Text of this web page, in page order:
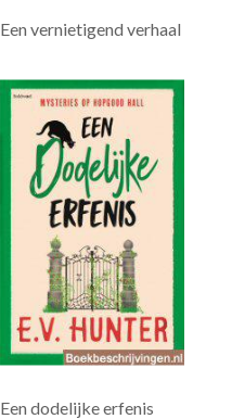
Een vernietigend verhaal
Een dodelijke erfenis